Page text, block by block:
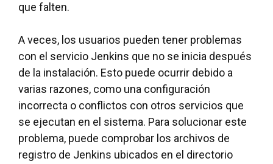
que falten.
A veces, los usuarios pueden tener problemas
con el servicio Jenkins que no se inicia después
de la instalación. Esto puede ocurrir debido a
varias razones, como una configuración
incorrecta o conflictos con otros servicios que
se ejecutan en el sistema. Para solucionar este
problema, puede comprobar los archivos de
registro de Jenkins ubicados en el directorio